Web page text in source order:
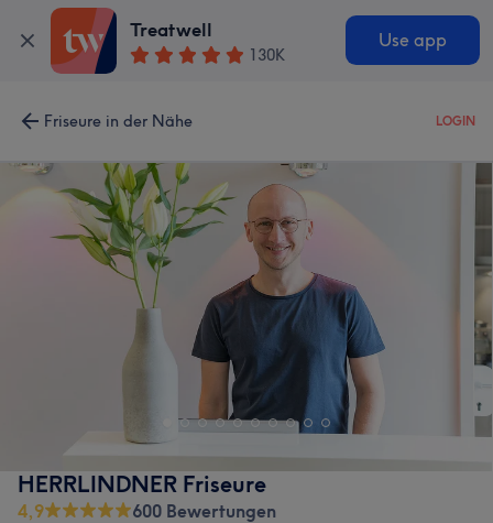
Treatwell
130K
Use app
Friseure in der Nähe LOGIN
HERRLINDNER Friseure
4,9
600 Bewertungen